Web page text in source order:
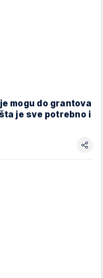
mogu do grantova
je sve potrebno i